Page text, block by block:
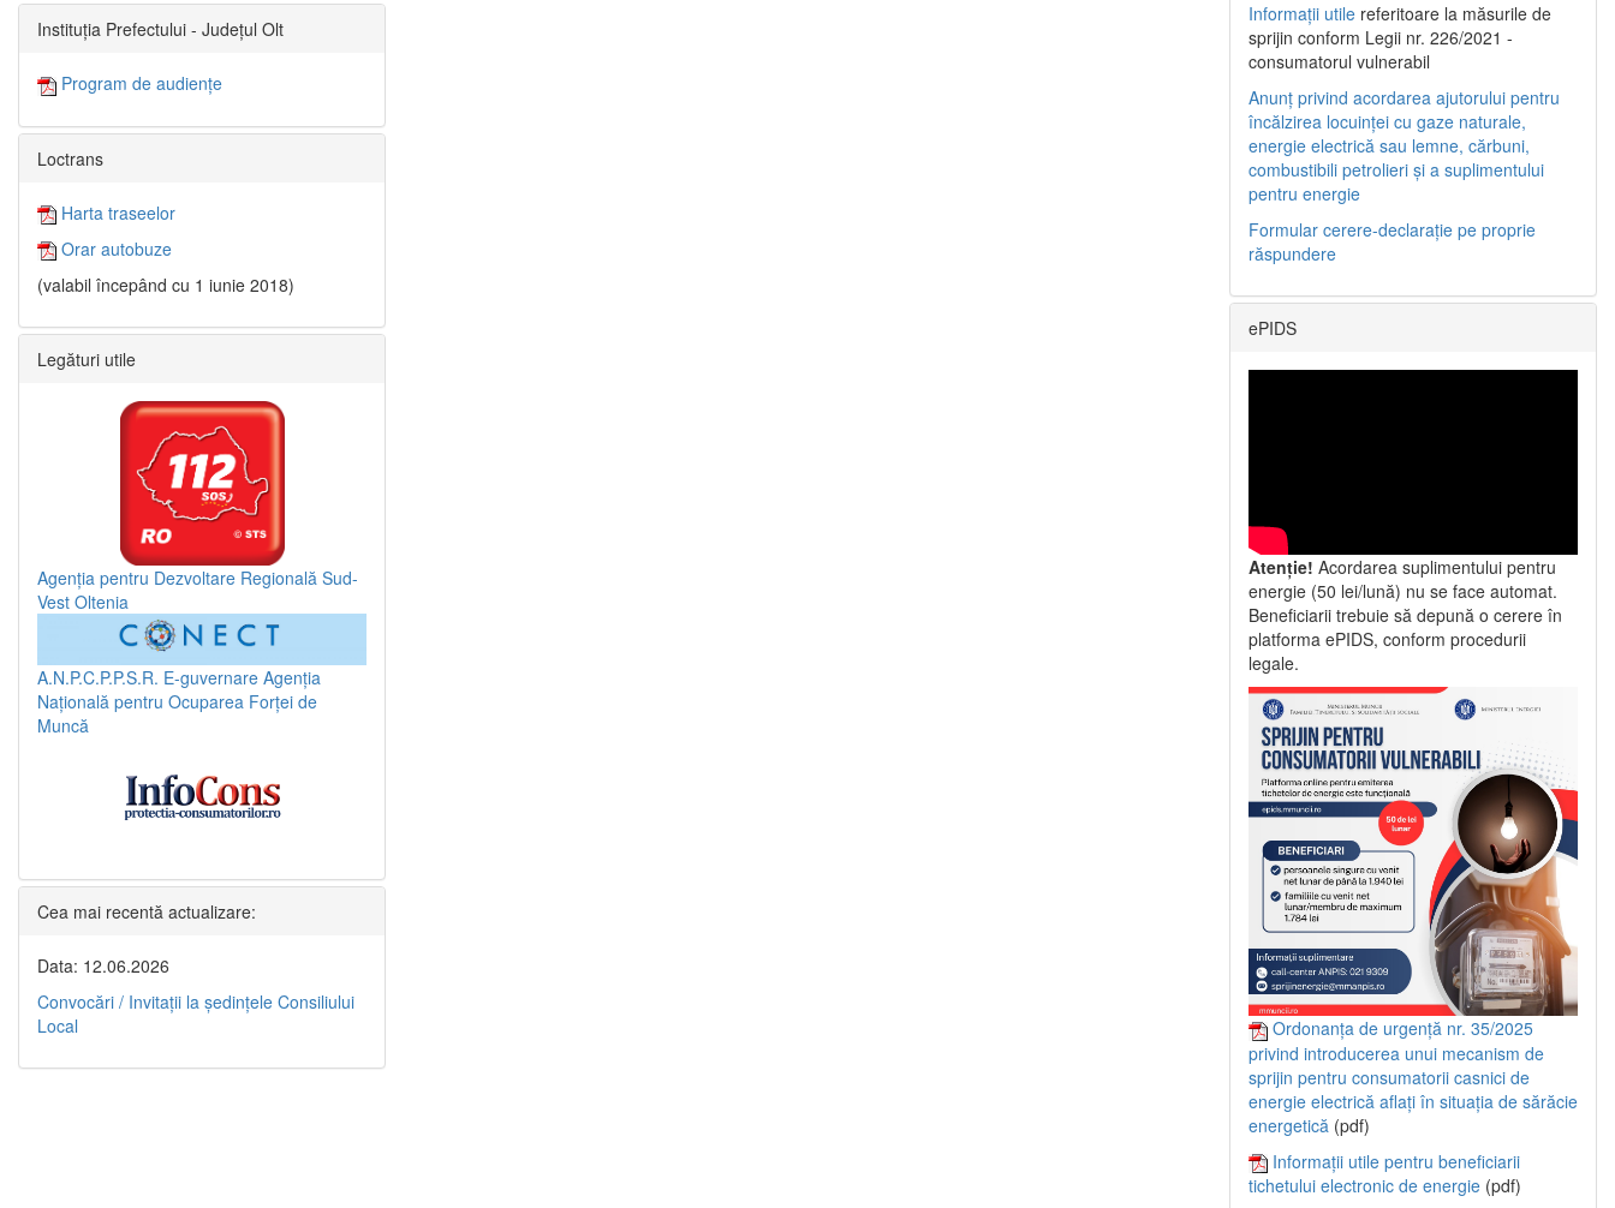
Instituția Prefectului - Județul Olt
Program de audiențe
Loctrans
Harta traseelor
Orar autobuze
(valabil începând cu 1 iunie 2018)
Legături utile
Agenția pentru Dezvoltare Regională Sud-
Vest Oltenia
A.N.P.C.P.P.S.R. E-guvernare Agenția
Națională pentru Ocuparea Forței de
Muncă
Cea mai recentă actualizare:
Data: 12.06.2026
Convocări / Invitaţii la şedinţele Consiliului
Local
Informații utile referitoare la măsurile de
sprijin conform Legii nr. 226/2021 -
consumatorul vulnerabil
Anunț privind acordarea ajutorului pentru
încălzirea locuinței cu gaze naturale,
energie electrică sau lemne, cărbuni,
combustibili petrolieri și a suplimentului
pentru energie
Formular cerere-declarație pe proprie
răspundere
ePIDS
Atenție! Acordarea suplimentului pentru
energie (50 lei/lună) nu se face automat.
Beneficiarii trebuie să depună o cerere în
platforma ePIDS, conform procedurii
legale.
Ordonanța de urgență nr. 35/2025
privind introducerea unui mecanism de
sprijin pentru consumatorii casnici de
energie electrică aflați în situația de sărăcie
energetică (pdf)
Informații utile pentru beneficiarii
tichetului electronic de energie (pdf)